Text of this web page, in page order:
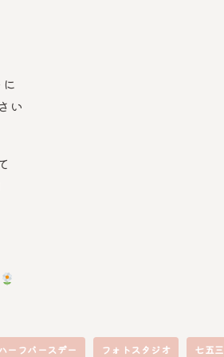
い
ーフバースデー フォトスタジオ 七五三